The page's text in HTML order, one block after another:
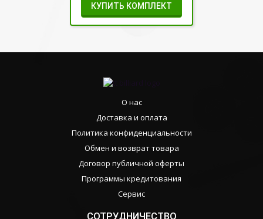
КУПИТЬ КОМПЛЕКТ
О нас
Доставка и оплата
Политика конфиденциальности
Обмен и возврат товара
Договор публичной оферты
Программы кредитования
Сервис
СОТРУДНИЧЕСТВО